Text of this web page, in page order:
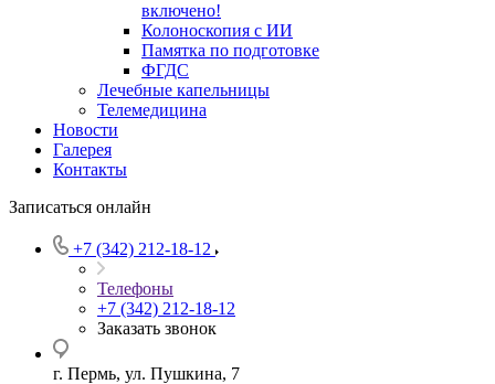
включено!
Колоноскопия с ИИ
Памятка по подготовке
ФГДС
Лечебные капельницы
Телемедицина
Новости
Галерея
Контакты
Записаться онлайн
+7 (342) 212-18-12
Телефоны
+7 (342) 212-18-12
Заказать звонок
г. Пермь, ул. Пушкина, 7